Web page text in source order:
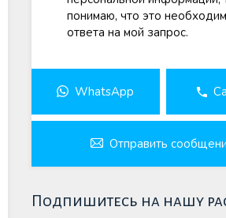
понимаю, что это
ответа на мой запрос.
WhatsApp
Отправить
Подпишитесь на нашу